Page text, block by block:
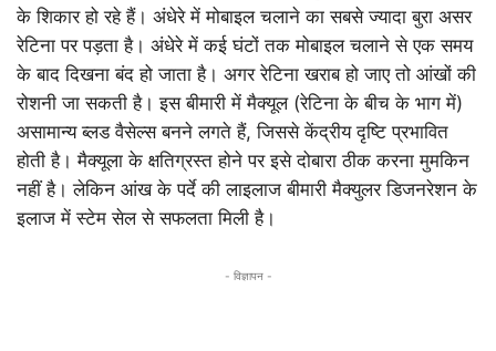
के शिकार हो रहे हैं। अंधेरे में मोबाइल चलाने का सबसे ज्यादा बुरा असर
रेटिना पर पड़ता है। अंधेरे में कई घंटों तक मोबाइल चलाने से एक समय
के बाद दिखना बंद हो जाता है। अगर रेटिना खराब हो जाए तो आंखों की
रोशनी जा सकती है। इस बीमारी में मैक्यूल (रेटिना के बीच के भाग में)
असामान्य ब्लड वैसेल्स बनने लगते हैं, जिससे केंद्रीय दृष्टि प्रभावित
होती है। मैक्यूला के क्षतिग्रस्त होने पर इसे दोबारा ठीक करना मुमकिन
नहीं है। लेकिन आंख के पर्दे की लाइलाज बीमारी मैक्युलर डिजनरेशन के
इलाज में स्टेम सेल से सफलता मिली है।
- विज्ञापन -